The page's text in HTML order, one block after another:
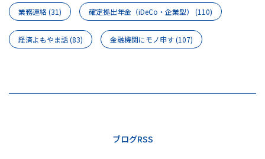
業務連絡(31) 確定拠出年金（iDeCo・企業型） (110)
経済よもやま話(83) 金融機関にモノ申す(107)
ブログRSS